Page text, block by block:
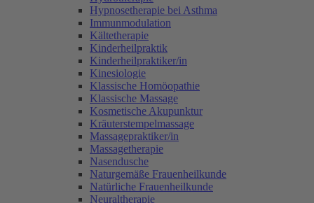
Hypnosetherapie bei Asthma
Immunmodulation
Kältetherapie
Kinderheilpraktik
Kinderheilpraktiker/in
Kinesiologie
Klassische Homöopathie
Klassische Massage
Kosmetische Akupunktur
Kräuterstempelmassage
Massagepraktiker/in
Massagetherapie
Nasendusche
Naturgemäße Frauenheilkunde
Natürliche Frauenheilkunde
Neuraltherapie